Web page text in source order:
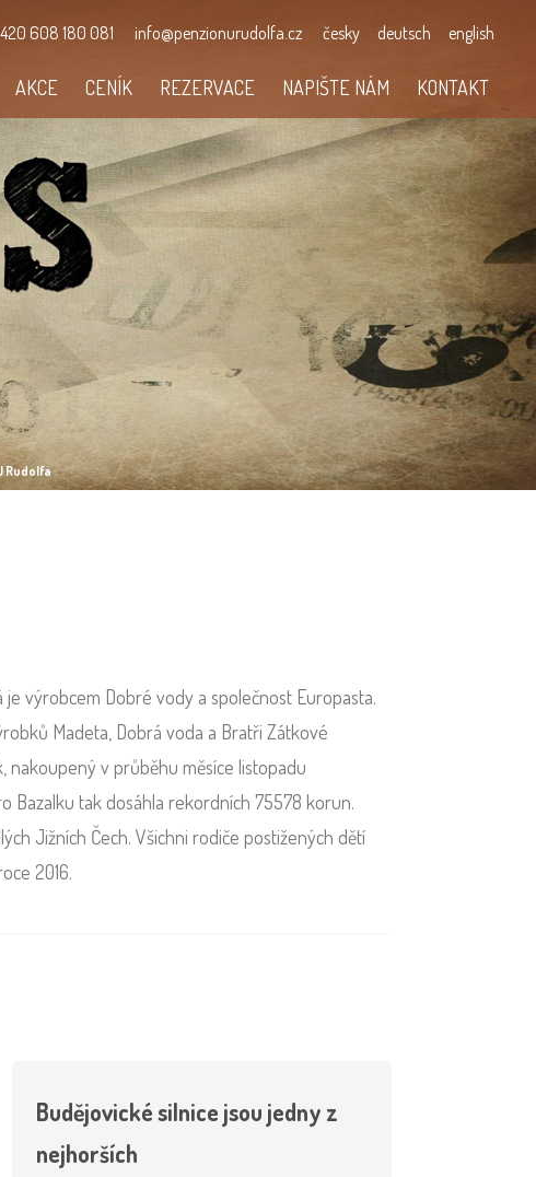
AKCE CENÍK REZERVACE NAPIŠTE NÁM KONTAKT
608 180 081 info@penzionurudolfa.cz česky deutsch english
Rudolfa
výrobcem Dobré vody a společnost Europasta.
Madeta, Dobrá voda a Bratři Zátkové
nakoupený v průběhu měsíce listopadu
Bazalku tak dosáhla rekordních 75578 korun.
Jižních Čech. Všichni rodiče postižených dětí
2016.
Budějovické silnice jsou jedny z
nejhorších